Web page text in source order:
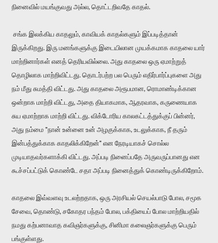
நினைவில் மயங்குவது அல்ல, தொட்டறிவதே காதல்.
சங்க இலக்கிய காதலும், காவியக் காதல்களும் இப்படித்தான்
இருக்கிறது. இரு மனங்களுக்கு இடையிலான முயக்கமாக காதலை யார்
மாற்றினார்கள் எனத் தெரியவில்லை. அது காதலை ஒரு ஏமாற்றுத்
தொழிலாக மாற்றிவிட்டது. தொடர்பற்ற பல பெரும் எதிர்பார்ப்புகளை அது
நம் மீது சுமத்தி விட்டது. அது காதலை அரூபமான, ரொமாண்டிக்கான
ஒன்றாக மாற்றி விட்டது, அதை தியாகமாக, ஆதரவாக, கருணையாக
சுய ஏமாற்றாக மாற்றி விட்டது. விக்டோரிய காலகட்டத்துக்குப் பின்னர்,
அது நம்மை "நான் உன்னை உன் அழகுக்காக, உடலுக்காக, நீ தரும்
இன்பத்துக்காக காதலிக்கிறேன்" என நேரடியாகச் சொல்ல
முடியாதவர்களாக்கி விட்டது. அப்படி நினைப்பதே அருவருப்பானது என
கூச்சப்பட்டுக் கொண்டே சதா அப்படி நினைத்துக் கொண்டிருக்கிறோம்.
காதலை இவ்வளவு உடலற்றதாக, ஒரு அரசியல் செயல்பாடு போல, சமூக
சேவை, தொண்டு, சகோதர பந்தம் போல, பக்தியைப் போல மாற்றியதில்
நமது கற்பனாவாத கவிஞர்களுக்கு, சினிமா கலைஞர்களுக்கு பெரும்
பங்குள்ளது.